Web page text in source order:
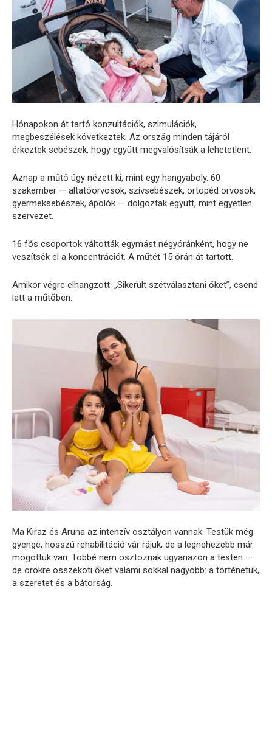
Hónapokon át tartó konzultációk, szimulációk,
megbeszélések következtek. Az ország minden tájáról
érkeztek sebészek, hogy együtt megvalósítsák a lehetetlent.
Aznap a műtő úgy nézett ki, mint egy hangyaboly. 60
szakember — altatóorvosok, szívsebészek, ortopéd orvosok,
gyermeksebészek, ápolók — dolgoztak együtt, mint egyetlen
szervezet.
16 fős csoportok váltották egymást négyóránként, hogy ne
veszítsék el a koncentrációt. A műtét 15 órán át tartott.
Amikor végre elhangzott: „Sikerült szétválasztani őket”, csend
lett a műtőben.
Ma Kiraz és Aruna az intenzív osztályon vannak. Testük még
gyenge, hosszú rehabilitáció vár rájuk, de a legnehezebb már
mögöttük van. Többé nem osztoznak ugyanazon a testen —
de örökre összeköti őket valami sokkal nagyobb: a történetük,
a szeretet és a bátorság.